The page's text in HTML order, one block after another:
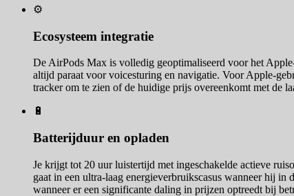
⚙️
Ecosysteem integratie
De AirPods Max is volledig geoptimaliseerd voor het
altijd paraat voor voicesturing en navigatie. Voor Apple-
tracker om te zien of de huidige prijs overeenkomt met de
🔋
Batterijduur en opladen
Je krijgt tot 20 uur luistertijd met ingeschakelde actieve
gaat in een ultra-laag energieverbruikscasus wanneer hij
wanneer er een significante daling in prijzen optreedt bij